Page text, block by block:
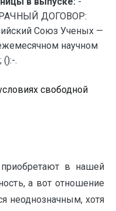
ДОГОВОР:
Союз Ученых —
научном
.
свободной
в нашей
а вот отношение
неоднозначным, хотя